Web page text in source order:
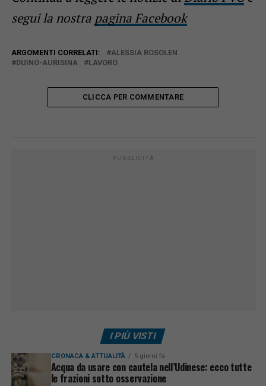
segui la nostra pagina Facebook
ARGOMENTI CORRELATI:
ALESSIA ROSOLEN
DUINO-AURISINA
LAVORO
CLICCA PER COMMENTARE
PUBBLICITÀ
I PIÙ VISTI
CRONACA & ATTUALITÀ 5 giorni fa
Acqua da usare con cautela nell’Udinese: ecco tutte
le frazioni sotto osservazione